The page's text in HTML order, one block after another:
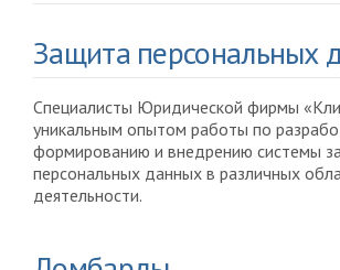
Защита персональных
Специалисты Юридической фирмы
уникальным опытом работы по
формированию и внедрению системы
персональных данных в различных
деятельности.